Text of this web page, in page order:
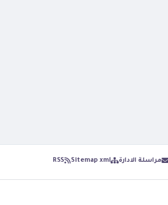
مراسلة الادارة Sitemap xml
RSS